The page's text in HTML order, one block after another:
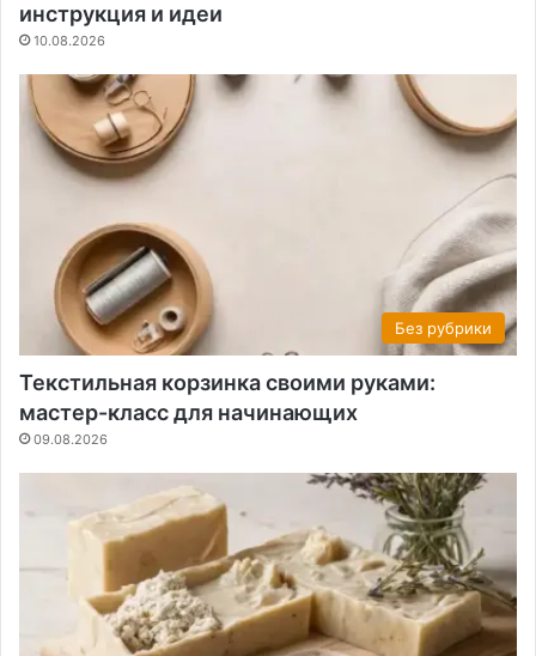
инструкция и идеи
10.08.2026
Без рубрики
Текстильная корзинка своими руками:
мастер-класс для начинающих
09.08.2026